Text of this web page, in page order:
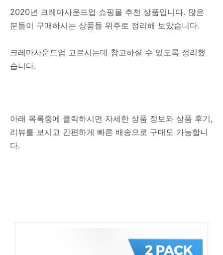
2020년 크레마사운드업 쇼핑몰 추천 상품입니다. 많은
분들이 구매하시는 상품들 위주로 정리해 보았습니다.
크레마사운드업 고르시는데 참고하실 수 있도록 정리했
습니다.
아래 목록중에 클릭하시면 자세한 상품 정보와 상품 후기,
리뷰를 보시고 간편하게 빠른 배송으로 구매도 가능합니
다.